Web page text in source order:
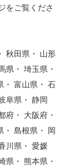
をご覧くださ
秋田県・ 山形
県・ 埼玉県・
・ 富山県・ 石
阜県・ 静岡
府・ 大阪府・
・ 島根県・ 岡
川県・ 愛媛
県・ 熊本県・